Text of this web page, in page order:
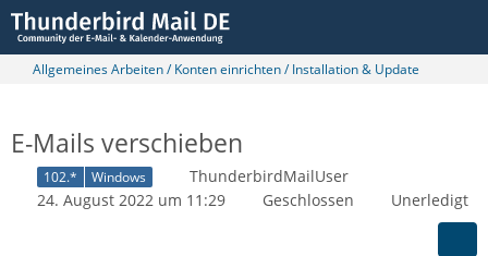
Allgemeines Arbeiten / Konten einrichten / Installation & Update
E-Mails verschieben
102.* Windows
ThunderbirdMailUser
24. August 2022 um 11:29
Geschlossen Unerledigt